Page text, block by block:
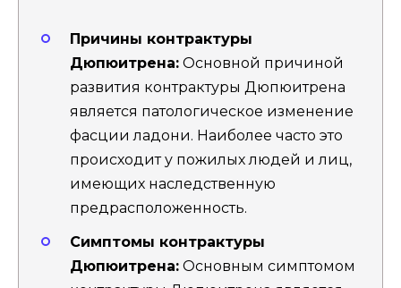
Причины контрактуры
Дюпюитрена: Основной причиной
развития контрактуры Дюпюитрена
является патологическое изменение
фасции ладони. Наиболее часто это
происходит у пожилых людей и лиц,
имеющих наследственную
предрасположенность.
Симптомы контрактуры
Дюпюитрена: Основным симптомом